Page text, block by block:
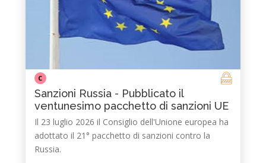
C
Sanzioni Russia - Pubblicato il
ventunesimo pacchetto di sanzioni UE
Il 23 luglio 2026 il Consiglio dell'Unione europea ha
adottato il 21° pacchetto di sanzioni contro la
Russia.